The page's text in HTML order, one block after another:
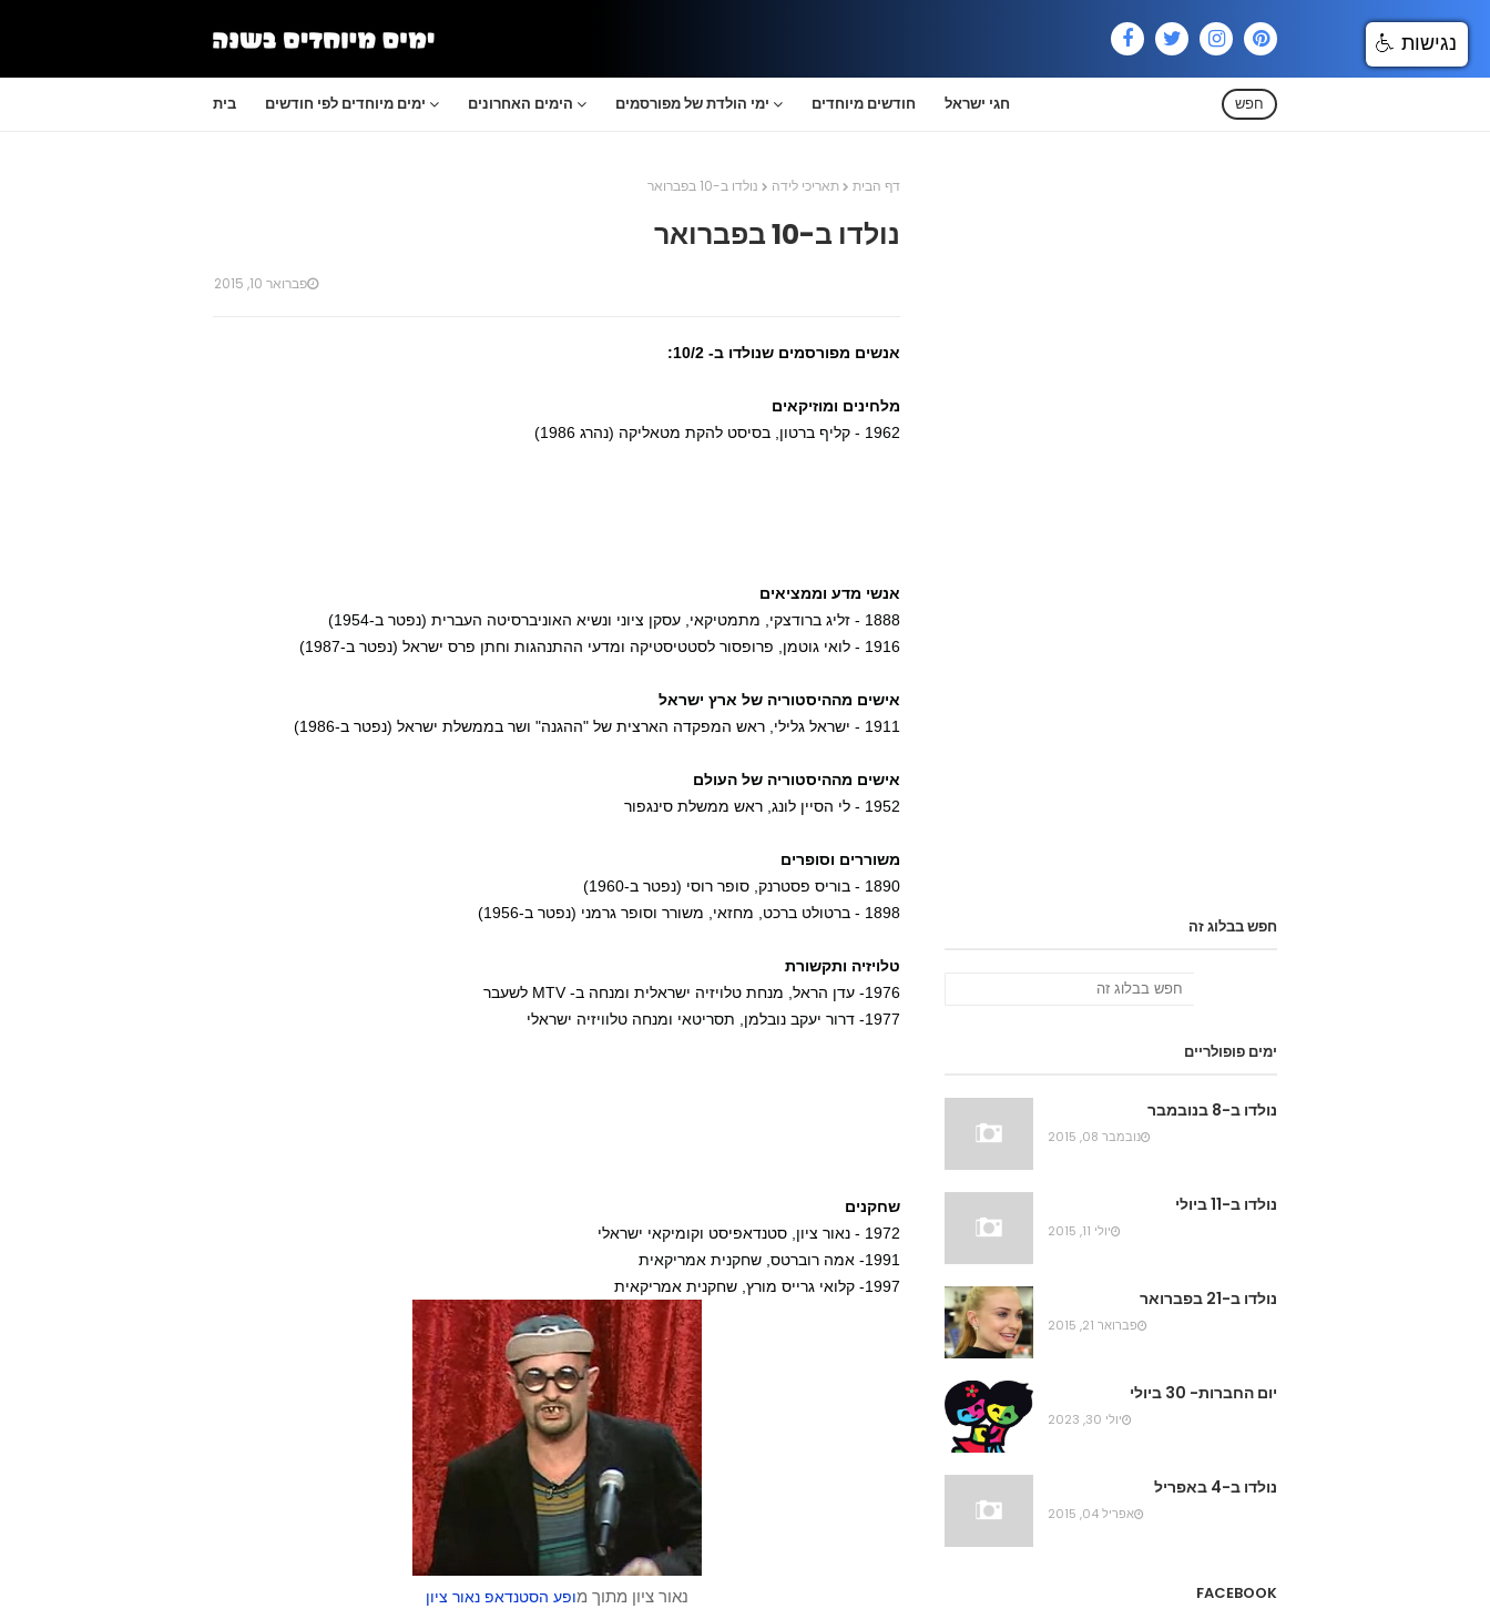
בית ימים מיוחדים לפי חודשים הימים האחרונים ימי הולדת של מפורסמים חודשים מיוחדים חגי ישראל חפש
דף הבית תאריכי לידה נולדו ב-10 בפברואר
נולדו ב-10 בפברואר
פברואר 10, 2015
אנשים מפורסמים שנולדו ב- 10/2:
מלחינים ומוזיקאים
1962 - קליף ברטון, בסיסט להקת מטאליקה (נהרג 1986)
אנשי מדע וממציאים
1888 - זליג ברודצקי, מתמטיקאי, עסקן ציוני ונשיא האוניברסיטה העברית (נפטר ב-1954)
1916 - לואי גוטמן, פרופסור לסטטיסטיקה ומדעי ההתנהגות וחתן פרס ישראל (נפטר ב-1987)
אישים מההיסטוריה של ארץ ישראל
1911 - ישראל גלילי, ראש המפקדה הארצית של "ההגנה" ושר בממשלת ישראל (נפטר ב-1986)
אישים מההיסטוריה של העולם
1952 - לי הסיין לונג, ראש ממשלת סינגפור
משוררים וסופרים
1890 - בוריס פסטרנק, סופר רוסי (נפטר ב-1960)
1898 - ברטולט ברכט, מחזאי, משורר וסופר גרמני (נפטר ב-1956)
טלויזיה ותקשורת
1976- עדן הראל, מנחת טלויזיה ישראלית ומנחה ב- MTV לשעבר
1977- דרור יעקב נובלמן, תסריטאי ומנחה טלוויזיה ישראלי
שחקנים
1972 - נאור ציון, סטנדאפיסט וקומיקאי ישראלי
1991- אמה רוברטס, שחקנית אמריקאית
1997- קלואי גרייס מורץ, שחקנית אמריקאית
נאור ציון מתוך מופע הסטנדאפ נאור ציון
חפש בבלוג זה
ימים פופולריים
נולדו ב-8 בנובמבר
נובמבר 08, 2015
נולדו ב-11 ביולי
יולי 11, 2015
נולדו ב-21 בפברואר
פברואר 21, 2015
יום החברות- 30 ביולי
יולי 30, 2023
נולדו ב-4 באפריל
אפריל 04, 2015
FACEBOOK
נגישות